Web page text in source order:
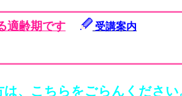
適齢期です 受講案内
は、こちらをごらんください